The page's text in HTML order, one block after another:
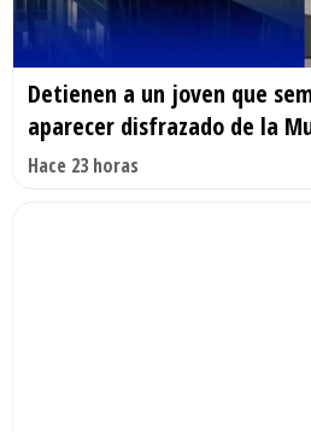
Detienen a un joven que
aparecer disfrazado de la
Hace 23 horas